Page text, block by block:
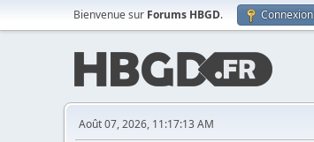
Bienvenue sur Forums HBGD. Connexion
Août 07, 2026, 11:17:13 AM